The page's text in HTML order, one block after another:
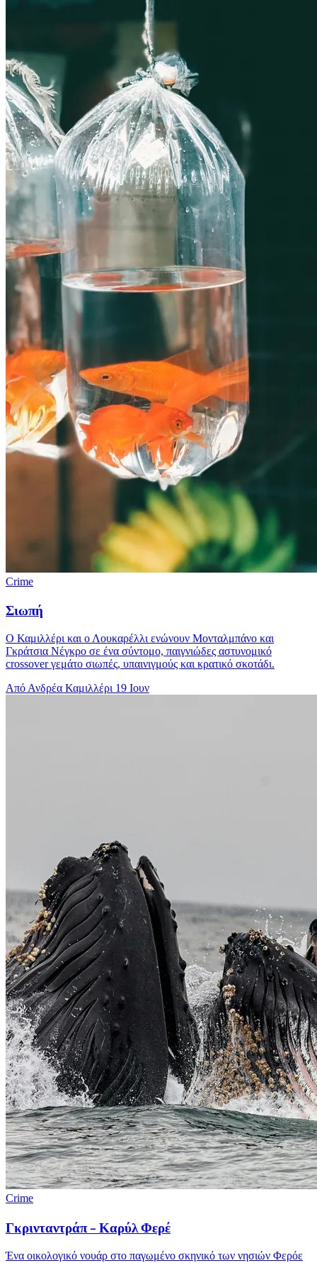
Crime
Σιωπή
Ο Καμιλλέρι και ο Λουκαρέλλι ενώνουν Μονταλμπάνο και
Γκράτσια Νέγκρο σε ένα σύντομο, παιγνιώδες αστυνομικό
crossover γεμάτο σιωπές, υπαινιγμούς και κρατικό σκοτάδι.
Από Ανδρέα Καμιλλέρι 19 Ιουν
Crime
Γκρινταντράπ - Καρύλ Φερέ
Ένα οικολογικό νουάρ στο παγωμένο σκηνικό των νησιών Φερόε